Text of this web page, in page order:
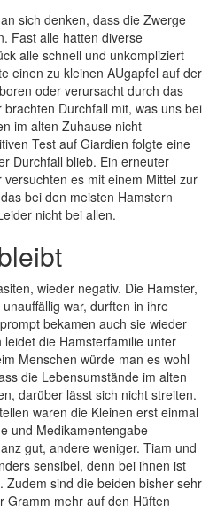
sich denken, dass die Zwerge
Fast alle hatten diverse
alle schnell und unkompliziert
einen zu kleinen AUgapfel auf der
oder verursacht durch das
Durchfall mit, was uns bei
im alten Zuhause nicht
Test auf Giardien folgte eine
Durchfall blieb. Ein erneuter
es mit einem Mittel zur
bei den meisten Hamstern
nicht bei allen.
wieder negativ. Die Hamster,
war, durften in ihre
bekamen auch sie wieder
die Hamsterfamilie unter
Menschen würde man es wohl
die Lebensumstände im alten
darüber lässt sich nicht streiten.
waren die Kleinen erst einmal
und Medikamentengabe
gut, andere weniger. Tiam und
sensibel, denn bei ihnen ist
Zudem sind die beiden bisher sehr
Gramm mehr auf den Hüften